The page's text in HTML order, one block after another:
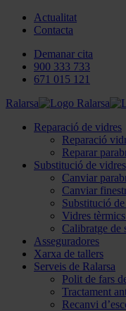
Actualitat
Contacta
Demanar cita
900 333 733
671 015 121
Ralarsa
Reparació de vidres
Reparació
Reparar
Substitució de vidres
Canviar
Canviar
Substitució
Vidres
Calibratge de
Asseguradores
Xarxa de tallers
Serveis de Ralarsa
Polit de fars
Tractament
Recanvi